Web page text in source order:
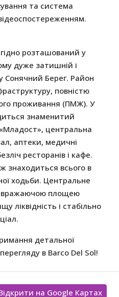
та система
розташований у
дуже затишній і
Сонячний Берег. Район
повністю
проживання (ПМЖ). У
знаменитий
центральна
аптеки, медичні
ресторанів і кафе.
знаходиться всього в
ходьби. Центральне
вражаючою площею
ліквідність і стабільно
детальної
перегляду в Barco Del Sol!
на Google Картах